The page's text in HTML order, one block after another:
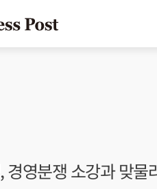
영분쟁 소강과 맞물